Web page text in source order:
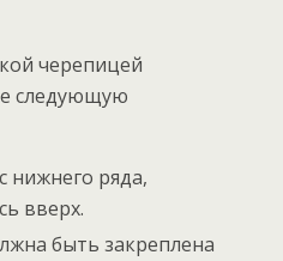
черепицей
следующую
нижнего ряда,
вверх.
быть закреплена